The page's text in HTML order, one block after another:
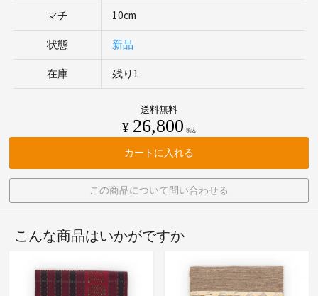
マチ 10cm
状態 新品
在庫 残り1
送料無料
¥ 26,800 税込
カートに入れる
この商品について問い合わせる
こんな商品はいかがですか